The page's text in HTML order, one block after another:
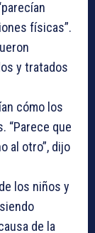
físicas”.
y tratados
cómo los
“Parece que
al otro”, dijo
los niños y
de la